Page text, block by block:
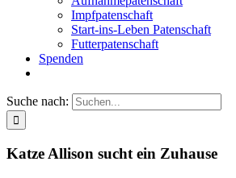
Impfpatenschaft
Start-ins-Leben Patenschaft
Futterpatenschaft
Spenden
Suche nach:
Katze Allison sucht ein Zuhause